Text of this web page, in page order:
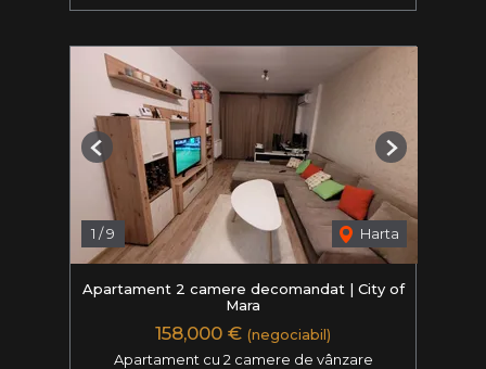
1 /9 Harta
Previous Next
Apartament 2 camere decomandat | City of
Mara
158,000 € (negociabil)
Apartament cu 2 camere de vânzare